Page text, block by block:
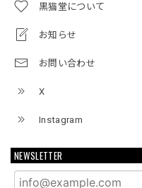
黒猫堂について
お知らせ
お問い合わせ
X
Instagram
NEWSLETTER